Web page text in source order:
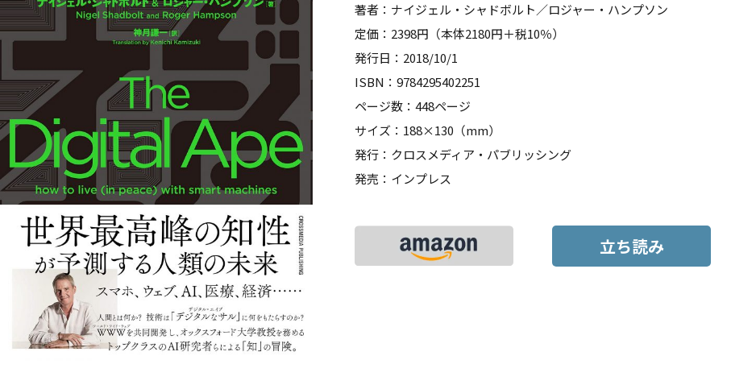
著者：ナイジェル・シャドボルト／ロジャー・ハンプソン
定価：2398円（本体2180円＋税10％）
発行日：2018/10/1
ISBN：9784295402251
ページ数：448ページ
サイズ：188×130（mm）
発行：クロスメディア・パブリッシング
発売：インプレス
立ち読み